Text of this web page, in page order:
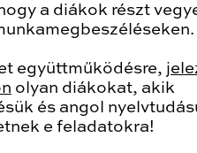
a diákok részt
együttműködésre,
olyan diákokat, akik
és angol
e feladatokra!